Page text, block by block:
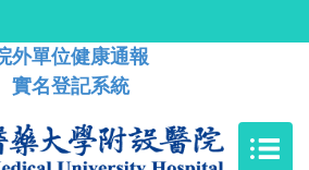
外單位健康通報
實名登記系統